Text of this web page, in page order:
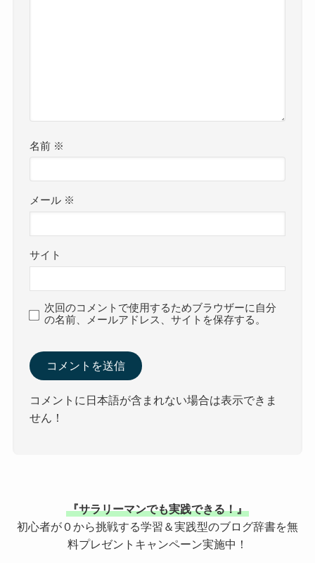
名前 ※
メール ※
サイト
次回のコメントで使用するためブラウザーに自分
の名前、メールアドレス、サイトを保存する。
コメントに日本語が含まれない場合は表示できま
せん！
『サラリーマンでも実践できる！』
初心者が０から挑戦する学習＆実践型のブログ辞書を無
料プレゼントキャンペーン実施中！